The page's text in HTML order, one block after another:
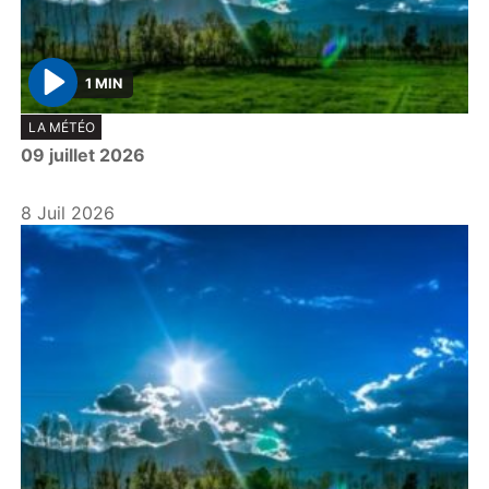
P
l
a
1 MIN
LA MÉTÉO
09 juillet 2026
8 Juil 2026